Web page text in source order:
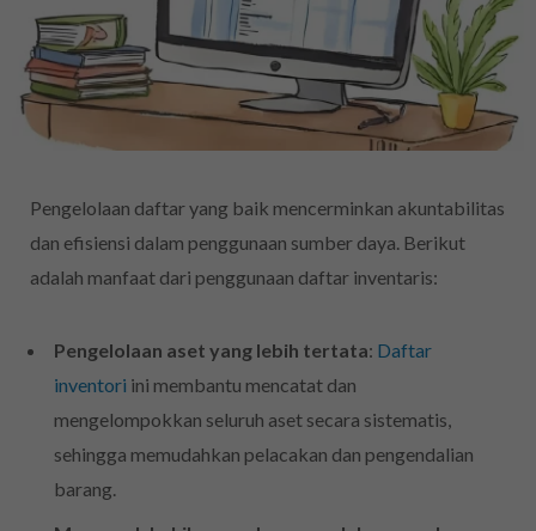
Pengelolaan daftar yang baik mencerminkan akuntabilitas
dan efisiensi dalam penggunaan sumber daya. Berikut
adalah manfaat dari penggunaan daftar inventaris:
Pengelolaan aset yang lebih tertata: Daftar
inventori ini membantu mencatat dan
mengelompokkan seluruh aset secara sistematis,
sehingga memudahkan pelacakan dan pengendalian
barang.